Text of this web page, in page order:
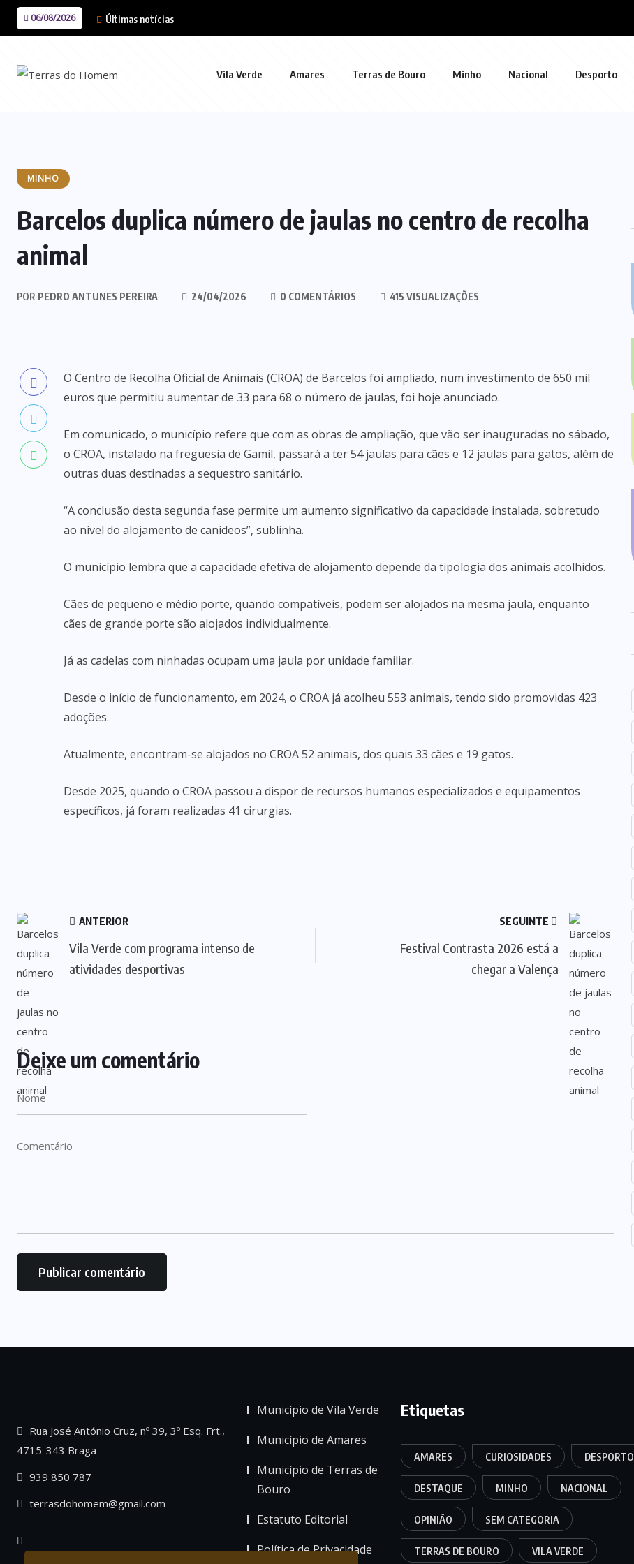
06/08/2026 Últimas notícias
Vila Verde Amares Terras de Bouro Minho Nacional Desporto
MINHO
Barcelos duplica número de jaulas no centro de recolha
animal
POR PEDRO ANTUNES PEREIRA 24/04/2026 0 COMENTÁRIOS 415 VISUALIZAÇÕES
O Centro de Recolha Oficial de Animais (CROA) de Barcelos foi ampliado, num investimento de 650 mil
euros que permitiu aumentar de 33 para 68 o número de jaulas, foi hoje anunciado.
Em comunicado, o município refere que com as obras de ampliação, que vão ser inauguradas no sábado,
o CROA, instalado na freguesia de Gamil, passará a ter 54 jaulas para cães e 12 jaulas para gatos, além de
outras duas destinadas a sequestro sanitário.
“A conclusão desta segunda fase permite um aumento significativo da capacidade instalada, sobretudo
ao nível do alojamento de canídeos”, sublinha.
O município lembra que a capacidade efetiva de alojamento depende da tipologia dos animais acolhidos.
Cães de pequeno e médio porte, quando compatíveis, podem ser alojados na mesma jaula, enquanto
cães de grande porte são alojados individualmente.
Já as cadelas com ninhadas ocupam uma jaula por unidade familiar.
Desde o início de funcionamento, em 2024, o CROA já acolheu 553 animais, tendo sido promovidas 423
adoções.
Atualmente, encontram-se alojados no CROA 52 animais, dos quais 33 cães e 19 gatos.
Desde 2025, quando o CROA passou a dispor de recursos humanos especializados e equipamentos
específicos, já foram realizadas 41 cirurgias.
ANTERIOR
Vila Verde com programa intenso de
atividades desportivas
SEGUINTE
Festival Contrasta 2026 está a
chegar a Valença
Deixe um comentário
Rua José António Cruz, nº 39, 3º Esq. Frt.,
4715-343 Braga
939 850 787
terrasdohomem@gmail.com
Município de Vila Verde
Município de Amares
Município de Terras de
Bouro
Estatuto Editorial
Política de Privacidade
Etiquetas
AMARES CURIOSIDADES DESPORTO
DESTAQUE MINHO NACIONAL
OPINIÃO SEM CATEGORIA
TERRAS DE BOURO VILA VERDE